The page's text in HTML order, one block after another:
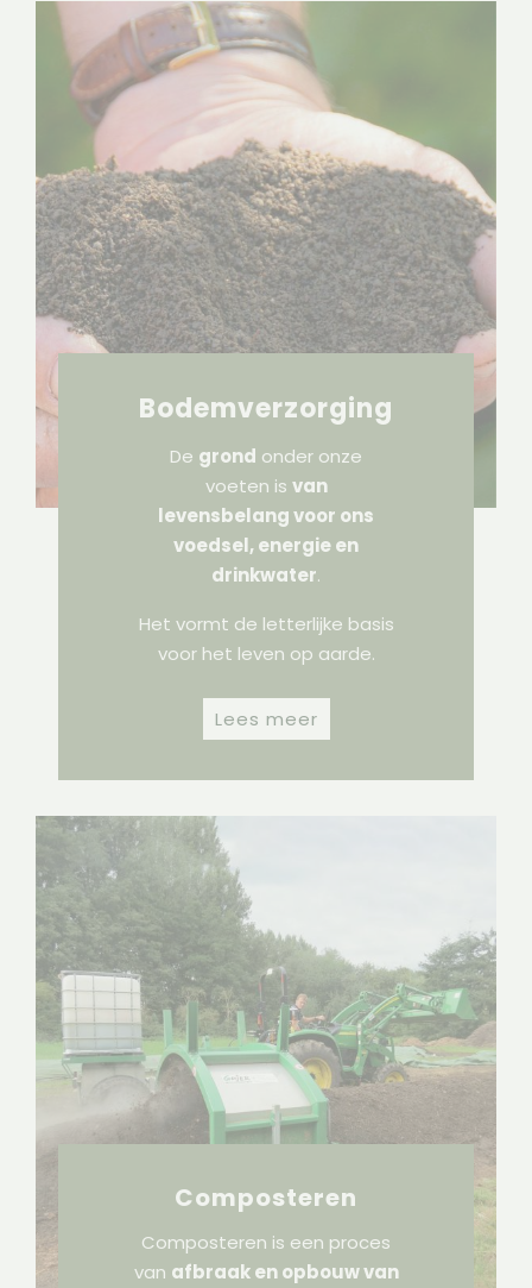
Bodemverzorging
De grond onder onze
voeten is van
levensbelang voor ons
voedsel, energie en
drinkwater.
Het vormt de letterlijke basis
voor het leven op aarde.
Lees meer
Composteren
Composteren is een proces
van afbraak en opbouw van